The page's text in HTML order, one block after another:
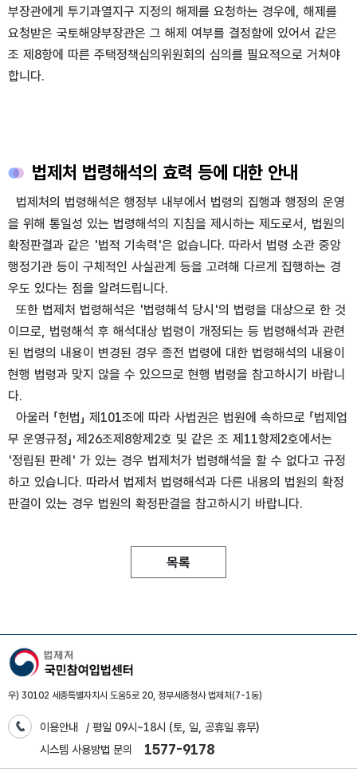
부장관에게 투기과열지구 지정의 해제를 요청하는 경우에, 해제를
요청받은 국토해양부장관은 그 해제 여부를 결정함에 있어서 같은
조 제8항에 따른 주택정책심의위원회의 심의를 필요적으로 거쳐야
합니다.
법제처 법령해석의 효력 등에 대한 안내
법제처의 법령해석은 행정부 내부에서 법령의 집행과 행정의 운영
을 위해 통일성 있는 법령해석의 지침을 제시하는 제도로서, 법원의
확정판결과 같은 '법적 기속력'은 없습니다. 따라서 법령 소관 중앙
행정기관 등이 구체적인 사실관계 등을 고려해 다르게 집행하는 경
우도 있다는 점을 알려드립니다.
또한 법제처 법령해석은 '법령해석 당시'의 법령을 대상으로 한 것
이므로, 법령해석 후 해석대상 법령이 개정되는 등 법령해석과 관련
된 법령의 내용이 변경된 경우 종전 법령에 대한 법령해석의 내용이
현행 법령과 맞지 않을 수 있으므로 현행 법령을 참고하시기 바랍니
다.
아울러 「헌법」 제101조에 따라 사법권은 법원에 속하므로 「법제업
무 운영규정」 제26조제8항제2호 및 같은 조 제11항제2호에서는
'정립된 판례' 가 있는 경우 법제처가 법령해석을 할 수 없다고 규정
하고 있습니다. 따라서 법제처 법령해석과 다른 내용의 법원의 확정
판결이 있는 경우 법원의 확정판결을 참고하시기 바랍니다.
목록
우) 30102 세종특별자치시 도움5로 20, 정부세종청사 법제처(7-1동)
이용안내
/ 평일 09시~18시 (토, 일, 공휴일 휴무)
시스템 사용방법 문의
1577-9178